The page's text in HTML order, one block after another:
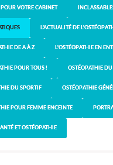
VOTRE CABINET
L'ACTUALITÉ DE
DE A À Z L'OSTÉOPATHIE EN
POUR TOUS ! OSTÉOPATHIE
DU SPORTIF OSTÉOPATHIE
POUR FEMME ENCEINTE
ET OSTÉOPATHIE